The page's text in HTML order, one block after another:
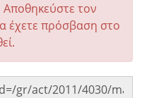
Αποθηκεύστε τον
έχετε πρόσβαση στο